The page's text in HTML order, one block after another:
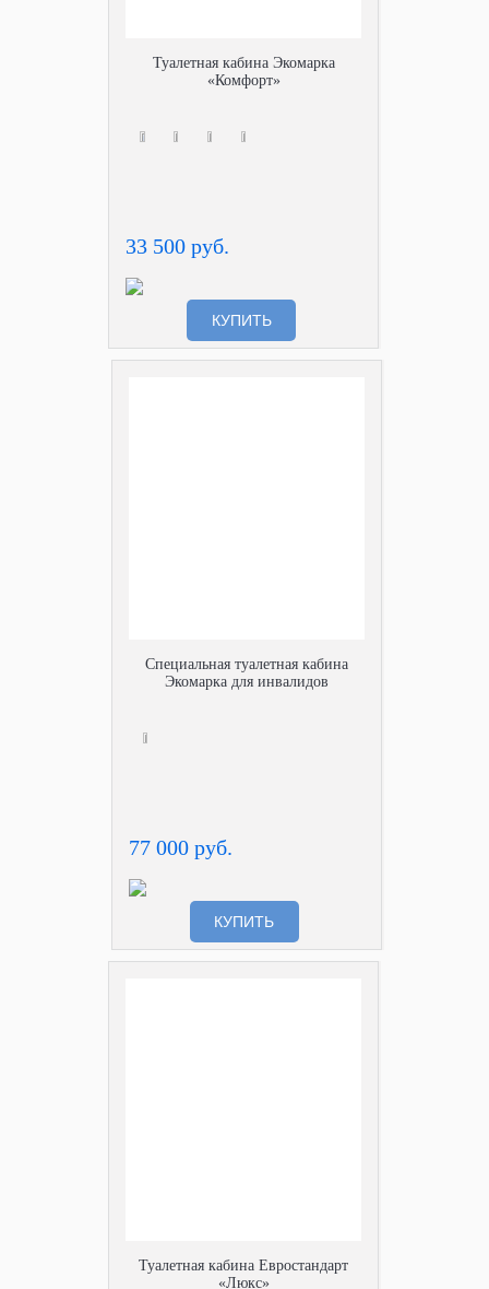
Туалетная кабина Экомарка
«Комфорт»
33 500 руб.
КУПИТЬ
Специальная туалетная кабина
Экомарка для инвалидов
77 000 руб.
КУПИТЬ
Туалетная кабина Евростандарт
«Люкс»